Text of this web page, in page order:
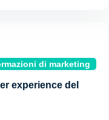
di marketing
experience del